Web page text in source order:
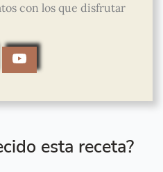
con los que disfrutar
esta receta?